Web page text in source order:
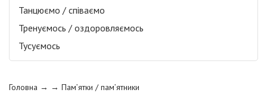
Танцюємо / співаємо
Тренуємось / оздоровляємось
Тусуємось
Головна → → Пам’ятки / пам’ятники